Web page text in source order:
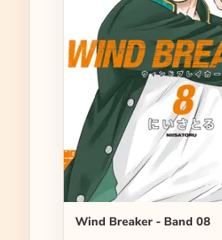
Wind Breaker - Band 08